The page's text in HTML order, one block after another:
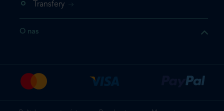
Transfery
O nas